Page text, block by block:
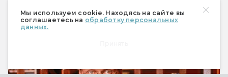
Мы используем cookie. Находясь на сайте вы
соглашаетесь на обработку персональных
данных.
сравниться разве что с изяществом слона,
отплясывающего в посудной лавке.